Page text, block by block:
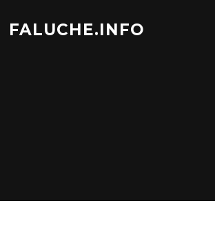
contenu
FALUCHE.INFO